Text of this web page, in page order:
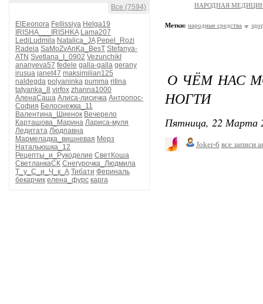
Все (7594)
ElEeonora Fellissiya Helga19
IRISHA___IRISHKA Lama207
LediLudmila Natalica_JA Pepel_Rozi
Radeia SaMoZvAnKa_BesT Stefanya-
ATN Svetlana_I_0902 VezunchikI
ananyeva57 fedele galla-galla gerany
irusua janet47 maksimilian125
naldegda polyaninka pumma ritina
tatyanka_8 virfox zhanna1000
АленаСаша Алиса-лисичка Антропос-
София Белоснежка_11
Валентина_Шиенок Вечерело
Карташова_Марина Лариса-муля
Ледитата Людпавна
Мармеладка_вишневая Мерз
Натальюшка_12
Рецепты_и_Рукоделие СветКоша
СветланкаСК Снегурочка_Людмила
Т_у_С_и_Ч_к_А Тибати Фериналь
бекарчик елена_фурс карга
НАРОДНАЯ
Метки: народные средства
О ЧЁМ НАС
НОГТИ
Пятница, 22 Марта
Joker-6 все записи